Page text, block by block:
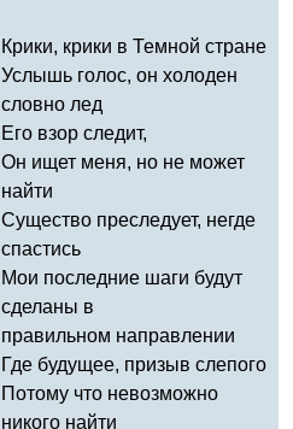
Крики, крики в Темной стране
Услышь голос, он холоден
словно лед
Его взор следит,
Он ищет меня, но не может
найти
Существо преследует, негде
спастись
Мои последние шаги будут
сделаны в
правильном направлении
Где будущее, призыв слепого
Потому что невозможно
никого найти